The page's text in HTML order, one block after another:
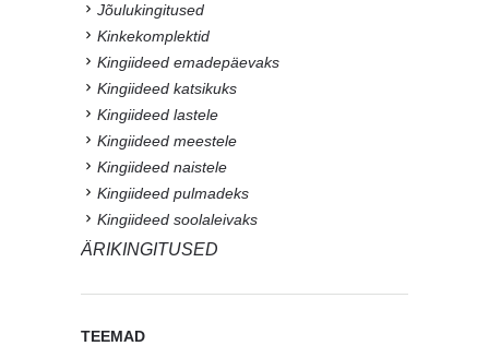
Jõulukingitused
Kinkekomplektid
Kingiideed emadepäevaks
Kingiideed katsikuks
Kingiideed lastele
Kingiideed meestele
Kingiideed naistele
Kingiideed pulmadeks
Kingiideed soolaleivaks
ÄRIKINGITUSED
TEEMAD